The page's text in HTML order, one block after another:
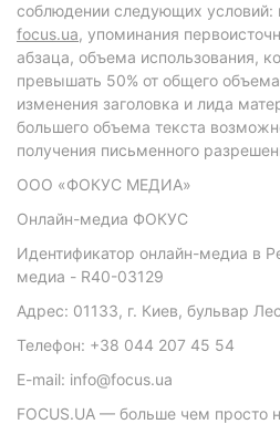
соблюдении следующих условий:
focus.ua, упоминания
абзаца, объема использования,
превышать 50% от общего объема
изменения заголовка и лида
большего объема текста
получения письменного
ООО «ФОКУС МЕДИА»
Онлайн-медиа ФОКУС
Идентификатор онлайн-медиа в
медиа - R40-03129
Адрес: 01133, г. Киев, бульвар
Телефон: +38 044 207 45 54
E-mail: info@focus.ua
FOCUS.UA — больше чем просто